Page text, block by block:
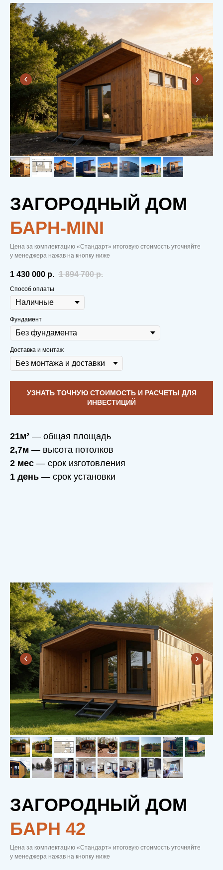
ЗАГОРОДНЫЙ ДОМ
БАРН-MINI
Цена за комплектацию «Стандарт» итоговую стоимость уточняйте
у менеджера нажав на кнопку ниже
1 430 000 р. 1 894 700 р.
Способ оплаты
Фундамент
Доставка и монтаж
УЗНАТЬ ТОЧНУЮ СТОИМОСТЬ И РАСЧЕТЫ ДЛЯ
ИНВЕСТИЦИЙ
21м² — общая площадь
2,7м — высота потолков
2 мес — срок изготовления
1 день — срок установки
ЗАГОРОДНЫЙ ДОМ
БAРН 42
Цена за комплектацию «Стандарт» итоговую стоимость уточняйте
у менеджера нажав на кнопку ниже